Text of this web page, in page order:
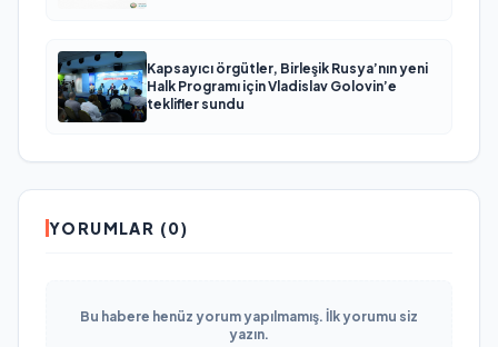
Kapsayıcı örgütler, Birleşik Rusya’nın yeni
Halk Programı için Vladislav Golovin’e
teklifler sundu
YORUMLAR (0)
Bu habere henüz yorum yapılmamış. İlk yorumu siz
yazın.